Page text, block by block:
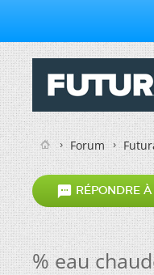
Forum
 RÉPONDRE
% eau